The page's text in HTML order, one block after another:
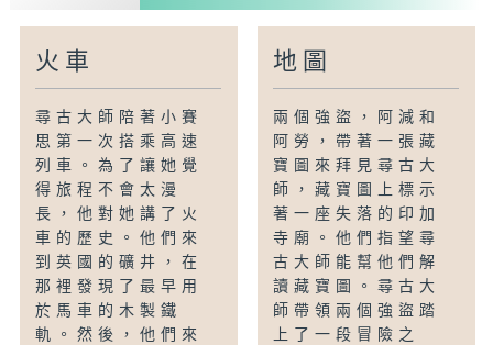
火車
尋古大師陪著小賽
思第一次搭乘高速
列車。為了讓她覺
得旅程不會太漫
長，他對她講了火
車的歷史。他們來
到英國的礦井，在
那裡發現了最早用
於馬車的木製鐵
軌。然後，他們來
地圖
兩個強盜，阿減和
阿勞，帶著一張藏
寶圖來拜見尋古大
師，藏寶圖上標示
著一座失落的印加
寺廟。他們指望尋
古大師能幫他們解
讀藏寶圖。尋古大
師帶領兩個強盜踏
上了一段冒險之